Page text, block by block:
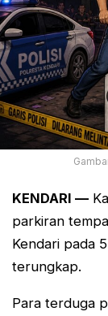
KENDARI —
parkiran
Kendari pada
terungkap.
Para terduga